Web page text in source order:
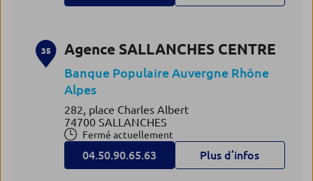
35 Agence SALLANCHES CENTRE
Banque Populaire Auvergne Rhône
Alpes
282, place Charles Albert
74700 SALLANCHES
Fermé actuellement
04.50.90.65.63 Plus d’infos